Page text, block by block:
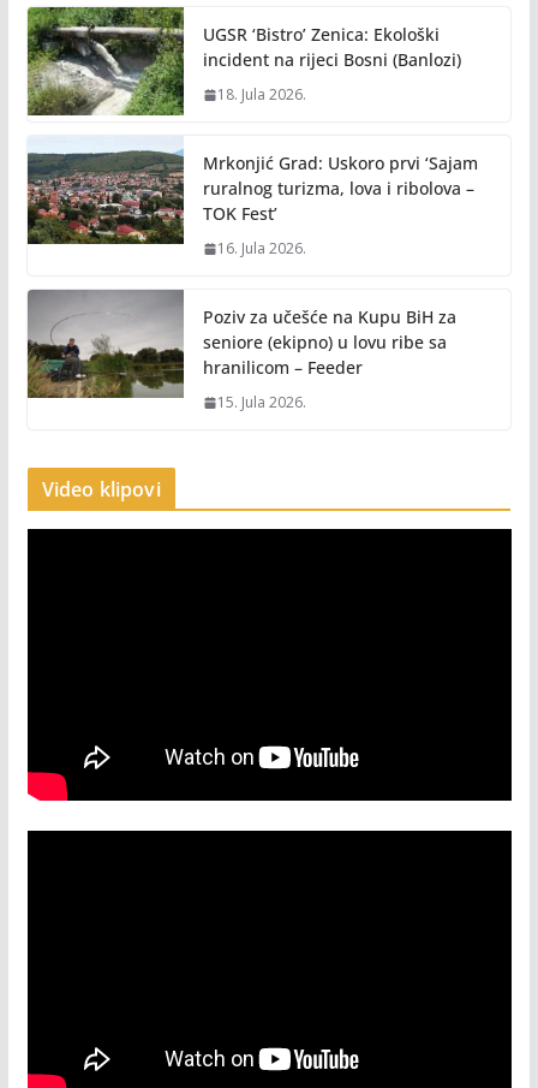
UGSR ‘Bistro’ Zenica: Ekološki
incident na rijeci Bosni (Banlozi)
18. Jula 2026.
Mrkonjić Grad: Uskoro prvi ‘Sajam
ruralnog turizma, lova i ribolova –
TOK Fest’
16. Jula 2026.
Poziv za učešće na Kupu BiH za
seniore (ekipno) u lovu ribe sa
hranilicom – Feeder
15. Jula 2026.
Video klipovi